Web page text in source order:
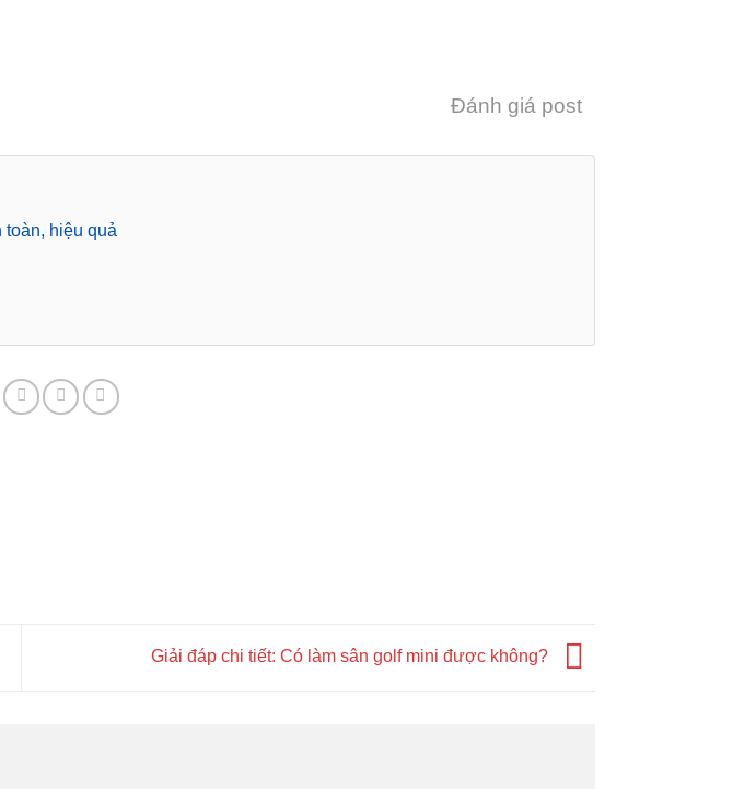
Đánh giá post
hiệu quả
Giải đáp chi tiết: Có làm sân golf mini được không?